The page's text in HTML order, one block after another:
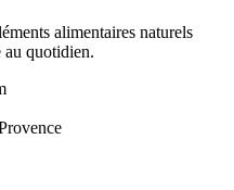
alimentaires naturels
au quotidien.